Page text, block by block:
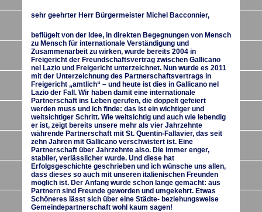
sehr geehrter Herr Bürgermeister Michel Bacconnier,
beflügelt von der Idee, in direkten Begegnungen von Mensch
zu Mensch für internationale Verständigung und
Zusammenarbeit zu wirken, wurde bereits 2004 in
Freigericht der Freundschaftsvertrag zwischen Gallicano
nel Lazio und Freigericht unterzeichnet. Nun wurde es 2011
mit der Unterzeichnung des Partnerschaftsvertrags in
Freigericht „amtlich“ – und heute ist dies in Gallicano nel
Lazio der Fall. Wir haben damit eine internationale
Partnerschaft ins Leben gerufen, die doppelt gefeiert
werden muss und ich finde: das ist ein wichtiger und
weitsichtiger Schritt. Wie weitsichtig und auch wie lebendig
er ist, zeigt bereits unsere mehr als vier Jahrzehnte
währende Partnerschaft mit St. Quentin-Fallavier, das seit
zehn Jahren mit Gallicano verschwistert ist. Eine
Partnerschaft über Jahrzehnte also. Die immer enger,
stabiler, verlässlicher wurde. Und diese hat
Erfolgsgeschichte geschrieben und ich wünsche uns allen,
dass dieses so auch mit unseren italienischen Freunden
möglich ist. Der Anfang wurde schon lange gemacht: aus
Partnern sind Freunde geworden und umgekehrt. Etwas
Schöneres lässt sich über eine Städte- beziehungsweise
Gemeindepartnerschaft wohl kaum sagen!